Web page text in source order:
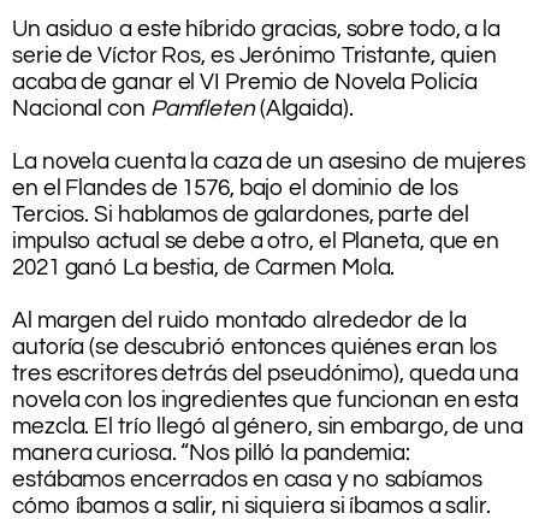
Un asiduo a este híbrido gracias, sobre todo, a la
serie de Víctor Ros, es Jerónimo Tristante, quien
acaba de ganar el VI Premio de Novela Policía
Nacional con Pamfleten(Algaida).
La novela cuenta la caza de un asesino de mujeres
en el Flandes de 1576, bajo el dominio de los
Tercios. Si hablamos de galardones, parte del
impulso actual se debe a otro, el Planeta, que en
2021 ganó La bestia, de Carmen Mola.
Al margen del ruido montado alrededor de la
autoría (se descubrió entonces quiénes eran los
tres escritores detrás del pseudónimo), queda una
novela con los ingredientes que funcionan en esta
mezcla. El trío llegó al género, sin embargo, de una
manera curiosa. “Nos pilló la pandemia:
estábamos encerrados en casa y no sabíamos
cómo íbamos a salir, ni siquiera si íbamos a salir.